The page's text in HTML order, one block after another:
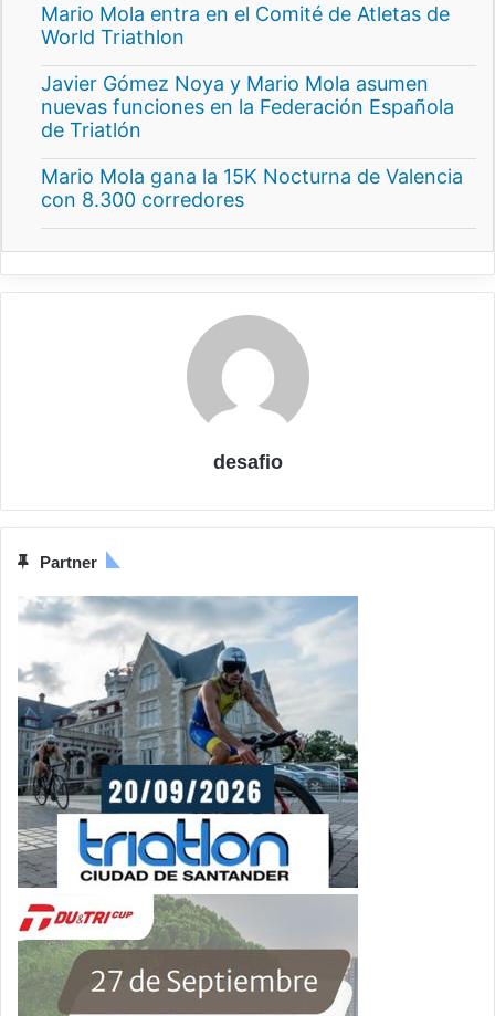
Mario Mola entra en el Comité de Atletas de
World Triathlon
Javier Gómez Noya y Mario Mola asumen
nuevas funciones en la Federación Española
de Triatlón
Mario Mola gana la 15K Nocturna de Valencia
con 8.300 corredores
desafio
Partner